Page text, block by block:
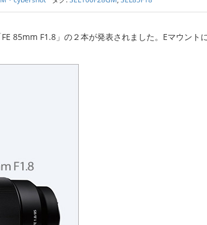
85mm F1.8」の２本が発表されました。Eマウント